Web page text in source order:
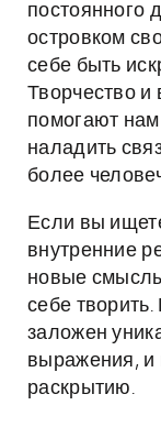
постоянного
островком
себе быть
Творчество и
помогают нам
наладить
более
Если вы
внутренние
новые
себе
заложен
выражения, и
раскрытию.